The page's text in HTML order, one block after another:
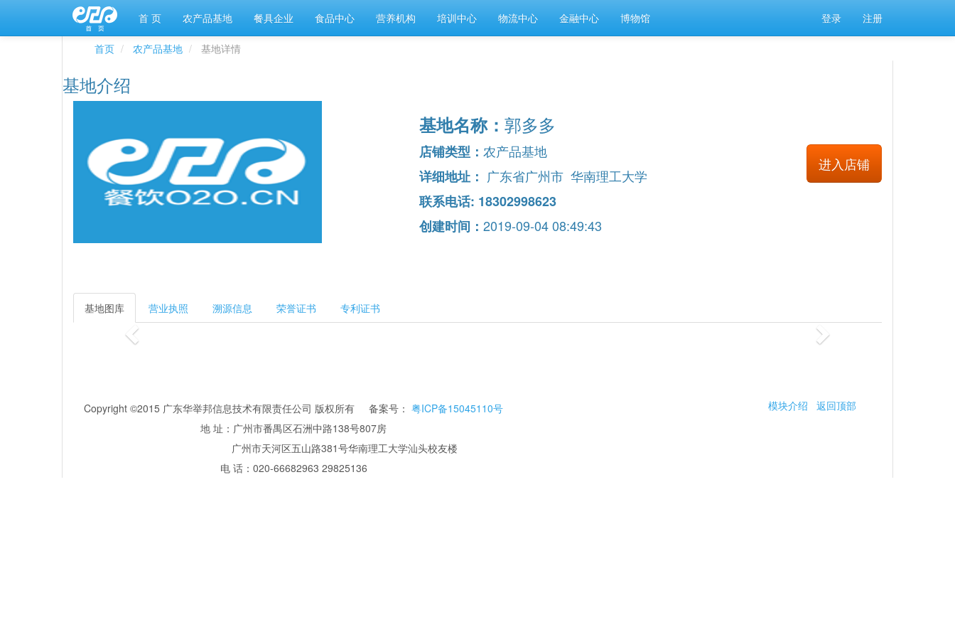
首 页 农产品基地 餐具企业 食品中心 营养机构 培训中心 物流中心 金融中心 博物馆 登录 注册
首页 农产品基地 基地详情
基地介绍
基地名称： 郭多多
店铺类型： 农产品基地
进入店铺
详细地址： 广东省广州市 华南理工大学
联系电话: 18302998623
创建时间： 2019-09-04 08:49:43
基地图库 营业执照 溯源信息 荣誉证书 专利证书
模块介绍 返回顶部
Copyright ©2015 广东华举邦信息技术有限责任公司 版权所有 备案号： 粤ICP备15045110号
地 址：广州市番禺区石洲中路138号807房
广州市天河区五山路381号华南理工大学汕头校友楼
电 话：020-66682963 29825136